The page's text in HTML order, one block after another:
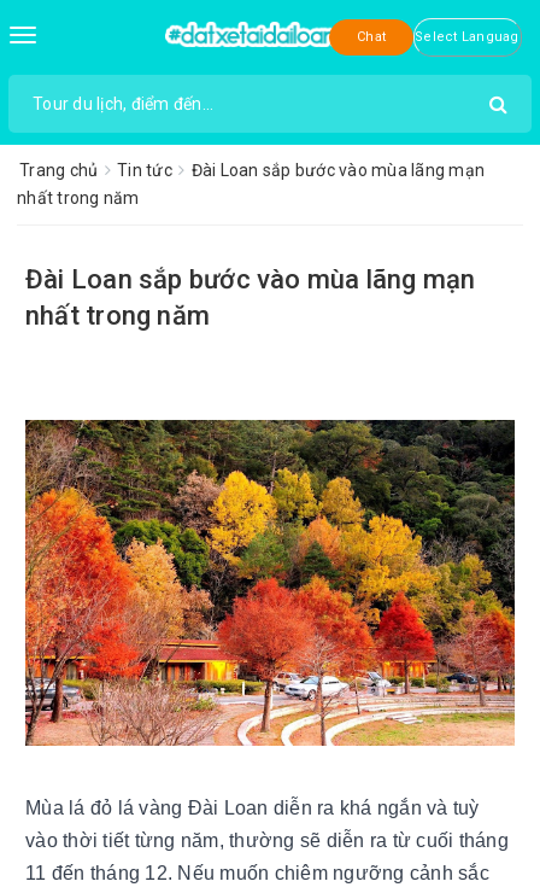
Toggle
Chat
Trang chủ Tin tức
Đài Loan sắp bước vào mùa lãng mạn
nhất trong năm
Đài Loan sắp bước vào mùa lãng mạn
nhất trong năm
Mùa lá đỏ lá vàng Đài Loan diễn ra khá ngắn và tuỳ
vào thời tiết từng năm, thường sẽ diễn ra từ cuối tháng
11 đến tháng 12. Nếu muốn chiêm ngưỡng cảnh sắc